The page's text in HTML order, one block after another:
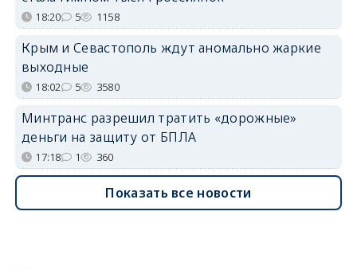
18:20 5 1158
Крым и Севастополь ждут аномально жаркие
выходные
18:02 5 3580
Минтранс разрешил тратить «дорожные»
деньги на защиту от БПЛА
17:18 1 360
Показать все новости